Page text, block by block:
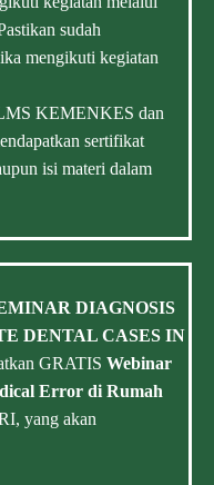
sudah
mengikuti kegiatan
KEMENKES dan
sertifikat
isi materi dalam
DIAGNOSIS
DENTAL CASES IN
GRATIS Webinar
Error di Rumah
yang akan